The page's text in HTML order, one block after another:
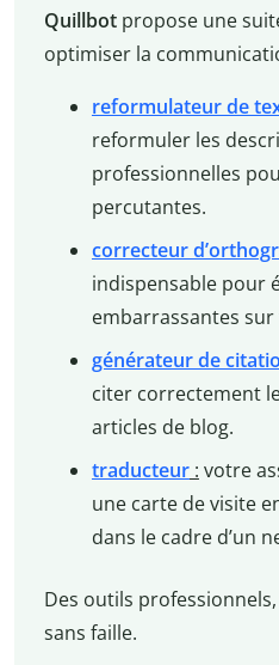
Quillbotpropose une
optimiser la
reformulateur de
reformuler les
professionnelles
percutantes.
correcteur
indispensable pour
embarrassantes
générateur de
citer correctement
articles de blog.
traducteur: votre
une carte de visite
dans le cadre d’un
Des outils
sans faille.